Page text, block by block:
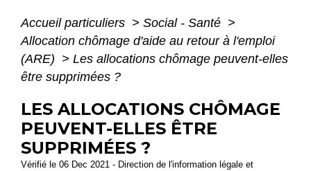
Accueil particuliers > Social - Santé >
Allocation chômage d'aide au retour à l'emploi
(ARE) > Les allocations chômage peuvent-elles
être supprimées ?
LES ALLOCATIONS CHÔMAGE
PEUVENT-ELLES ÊTRE
SUPPRIMÉES ?
Vérifié le 06 Dec 2021 - Direction de l'information légale et